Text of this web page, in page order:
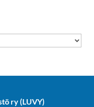
ry (LUVY)